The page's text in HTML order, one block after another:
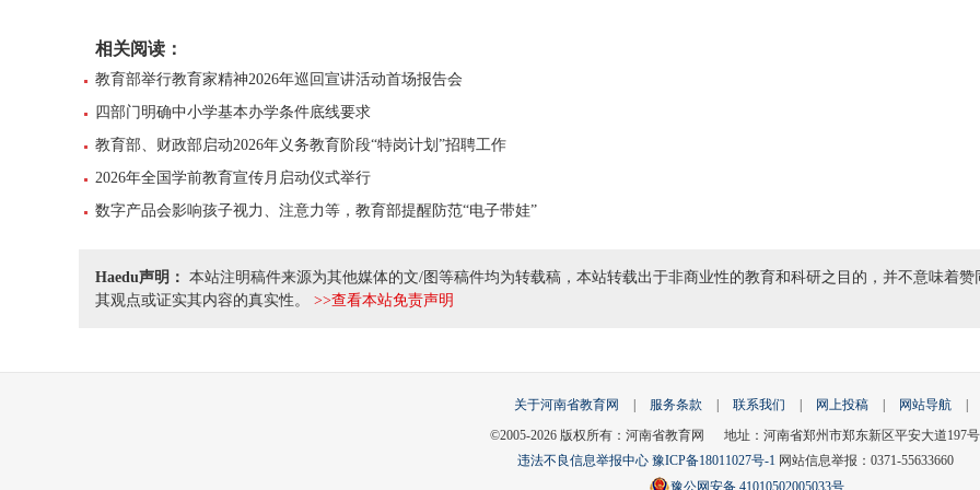
相关阅读：
教育部举行教育家精神2026年巡回宣讲活动首场报告会
四部门明确中小学基本办学条件底线要求
教育部、财政部启动2026年义务教育阶段“特岗计划”招聘工作
2026年全国学前教育宣传月启动仪式举行
数字产品会影响孩子视力、注意力等，教育部提醒防范“电子带娃”
Haedu声明： 本站注明稿件来源为其他媒体的文/图等稿件均为转载稿，本站转载出于非商业性的教育和科研之目的，并不意味着赞
其观点或证实其内容的真实性。 >>查看本站免责声明
关于河南省教育网 服务条款 联系我们 网上投稿 网站导航
©2005-2026 版权所有：河南省教育网 地址：河南省郑州市郑东新区平安大道197号
违法不良信息举报中心 豫ICP备18011027号-1网站信息举报：0371-55633660
豫公网安备 41010502005033号